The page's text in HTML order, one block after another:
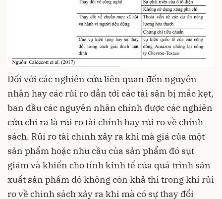
Đối với các nghiên cứu liên quan đến nguyên
nhân hay các rủi ro dẫn tới các tài sản bị mắc kẹt,
ban đầu các nguyên nhân chính được các nghiên
cứu chỉ ra là rủi ro tài chính hay rủi ro về chính
sách. Rủi ro tài chính xảy ra khi mà giá của một
sản phẩm hoặc nhu cầu của sản phẩm đó sụt
giảm và khiến cho tính kinh tế của quá trình sản
xuất sản phẩm đó không còn khả thi trong khi rủi
ro về chinh sách xảy ra khi mà có sự thay đổi